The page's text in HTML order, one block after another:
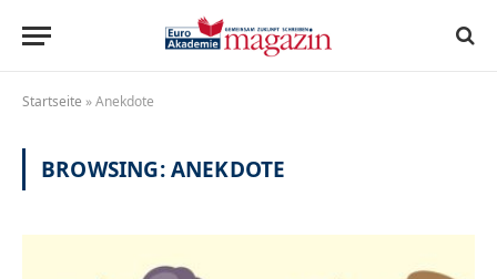
Startseite »Anekdote
BROWSING:ANEKDOTE